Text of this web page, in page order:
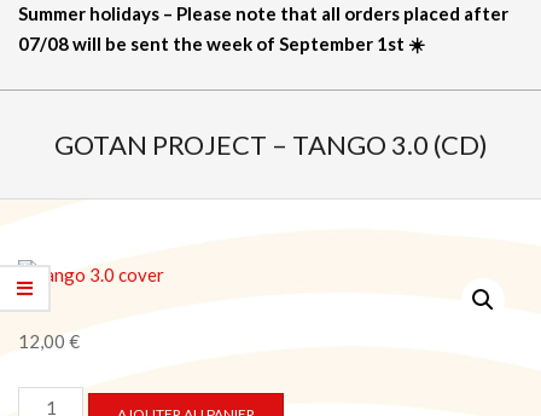
Navigation
Menu
Summer holidays – Please note that all orders placed after
07/08 will be sent the week of September 1st ☀️
GOTAN PROJECT – TANGO 3.0 (CD)
12,00 €
quantité